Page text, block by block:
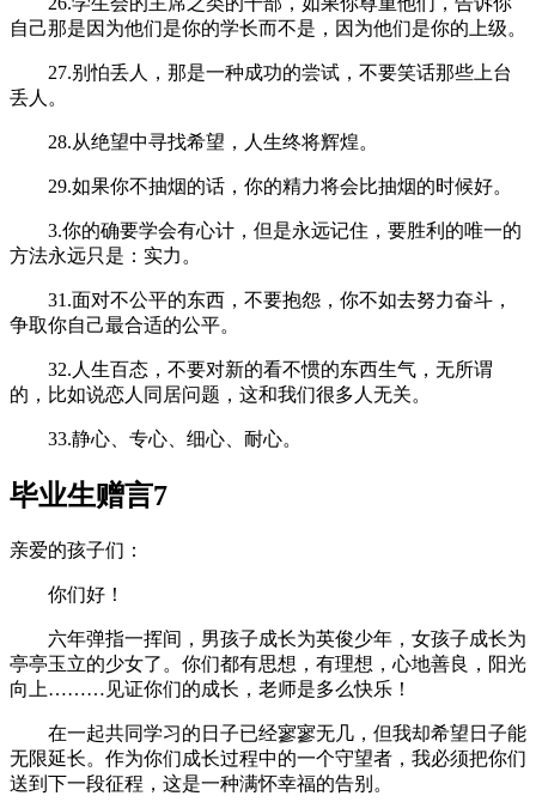
自己那是因为他们是你的学长而不是，因为他们是你的上级。
27.别怕丢人，那是一种成功的尝试，不要笑话那些上台
丢人。
28.从绝望中寻找希望，人生终将辉煌。
29.如果你不抽烟的话，你的精力将会比抽烟的时候好。
3.你的确要学会有心计，但是永远记住，要胜利的唯一的
方法永远只是：实力。
31.面对不公平的东西，不要抱怨，你不如去努力奋斗，
争取你自己最合适的公平。
32.人生百态，不要对新的看不惯的东西生气，无所谓
的，比如说恋人同居问题，这和我们很多人无关。
33.静心、专心、细心、耐心。
毕业生赠言7
亲爱的孩子们：
你们好！
六年弹指一挥间，男孩子成长为英俊少年，女孩子成长为
亭亭玉立的少女了。你们都有思想，有理想，心地善良，阳光
向上………见证你们的成长，老师是多么快乐！
在一起共同学习的日子已经寥寥无几，但我却希望日子能
无限延长。作为你们成长过程中的一个守望者，我必须把你们
送到下一段征程，这是一种满怀幸福的告别。